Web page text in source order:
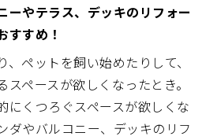
ーやテラス、デッキのリフォー
すすめ！
ペットを飼い始めたりして、
ペースが欲しくなったとき。
にくつろぐスペースが欲しくな
ダやバルコニー、デッキのリフ